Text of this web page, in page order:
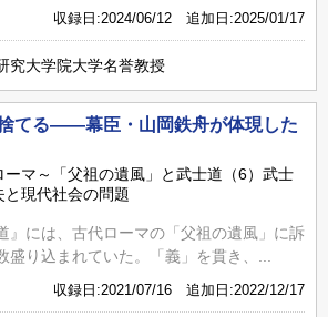
収録日:2024/06/12 追加日:2025/01/17
究大学院大学名誉教授
てる――幕臣・山岡鉄舟が体現した
ーマ～「父祖の遺風」と武士道（6）武士
と現代社会の問題
』には、古代ローマの「父祖の遺風」に訴
盛り込まれていた。「義」を貫き、...
収録日:2021/07/16 追加日:2022/12/17